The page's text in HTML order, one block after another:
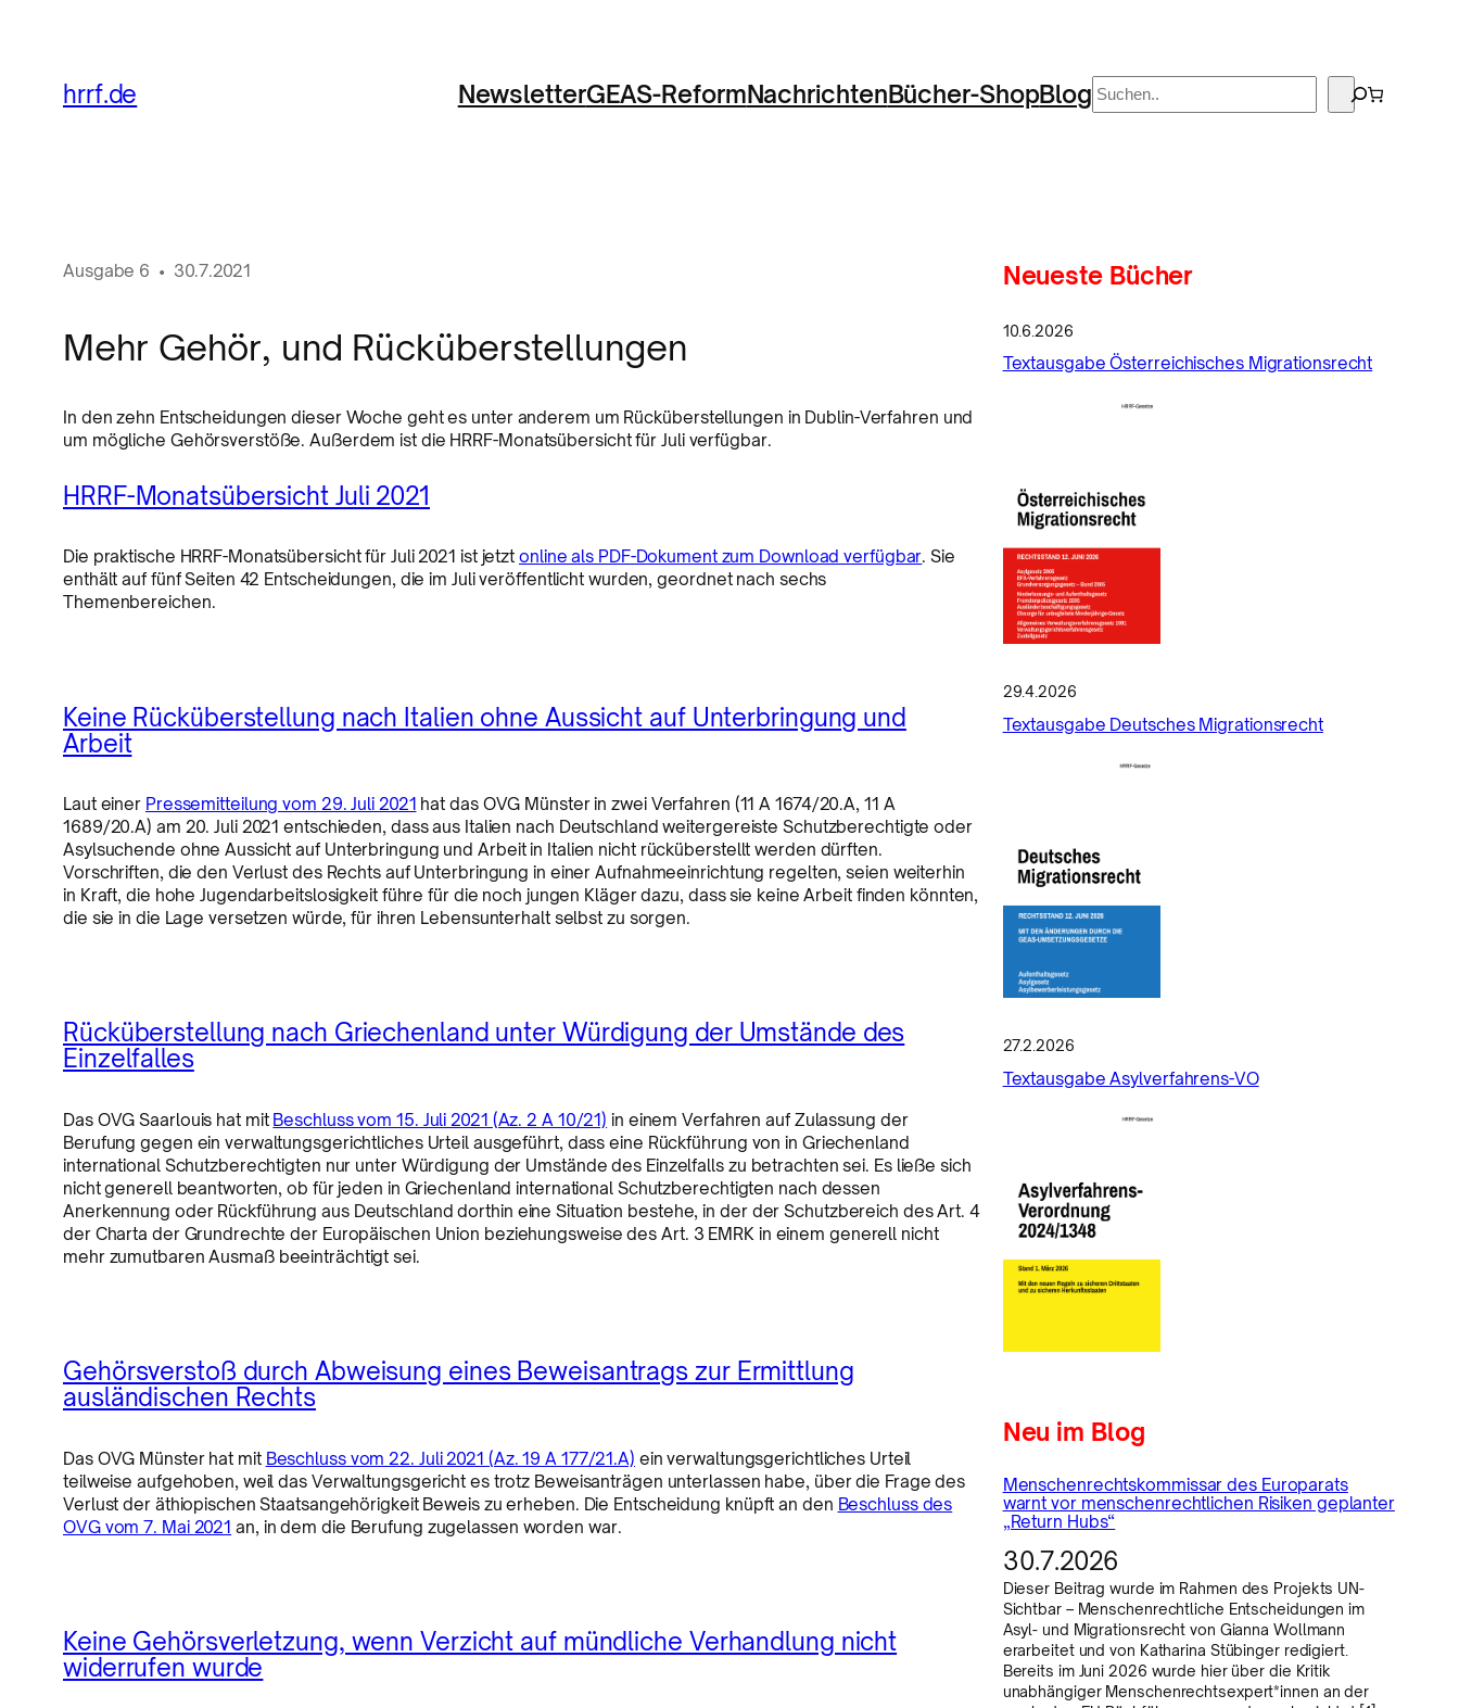
hrrf.de NewsletterGEAS-ReformNachrichtenBücher-ShopBlog Suchen
Ausgabe 6 • 30.7.2021
Mehr Gehör, und Rücküberstellungen
In den zehn Entscheidungen dieser Woche geht es unter anderem um Rücküberstellungen in Dublin-Verfahren und
um mögliche Gehörsverstöße. Außerdem ist die HRRF-Monatsübersicht für Juli verfügbar.
HRRF-Monatsübersicht Juli 2021
Die praktische HRRF-Monatsübersicht für Juli 2021 ist jetzt online als PDF-Dokument zum Download verfügbar. Sie
enthält auf fünf Seiten 42 Entscheidungen, die im Juli veröffentlicht wurden, geordnet nach sechs
Themenbereichen.
Keine Rücküberstellung nach Italien ohne Aussicht auf Unterbringung und
Arbeit
Laut einer Pressemitteilung vom 29. Juli 2021 hat das OVG Münster in zwei Verfahren (11 A 1674/20.A, 11 A
1689/20.A) am 20. Juli 2021 entschieden, dass aus Italien nach Deutschland weitergereiste Schutzberechtigte oder
Asylsuchende ohne Aussicht auf Unterbringung und Arbeit in Italien nicht rücküberstellt werden dürften.
Vorschriften, die den Verlust des Rechts auf Unterbringung in einer Aufnahmeeinrichtung regelten, seien weiterhin
in Kraft, die hohe Jugendarbeitslosigkeit führe für die noch jungen Kläger dazu, dass sie keine Arbeit finden könnten,
die sie in die Lage versetzen würde, für ihren Lebensunterhalt selbst zu sorgen.
Rücküberstellung nach Griechenland unter Würdigung der Umstände des
Einzelfalles
Das OVG Saarlouis hat mit Beschluss vom 15. Juli 2021 (Az. 2 A 10/21) in einem Verfahren auf Zulassung der
Berufung gegen ein verwaltungsgerichtliches Urteil ausgeführt, dass eine Rückführung von in Griechenland
international Schutzberechtigten nur unter Würdigung der Umstände des Einzelfalls zu betrachten sei. Es ließe sich
nicht generell beantworten, ob für jeden in Griechenland international Schutzberechtigten nach dessen
Anerkennung oder Rückführung aus Deutschland dorthin eine Situation bestehe, in der der Schutzbereich des Art. 4
der Charta der Grundrechte der Europäischen Union beziehungsweise des Art. 3 EMRK in einem generell nicht
mehr zumutbaren Ausmaß beeinträchtigt sei.
Gehörsverstoß durch Abweisung eines Beweisantrags zur Ermittlung
ausländischen Rechts
Das OVG Münster hat mit Beschluss vom 22. Juli 2021 (Az. 19 A 177/21.A) ein verwaltungsgerichtliches Urteil
teilweise aufgehoben, weil das Verwaltungsgericht es trotz Beweisanträgen unterlassen habe, über die Frage des
Verlust der äthiopischen Staatsangehörigkeit Beweis zu erheben. Die Entscheidung knüpft an den Beschluss des
OVG vom 7. Mai 2021 an, in dem die Berufung zugelassen worden war.
Keine Gehörsverletzung, wenn Verzicht auf mündliche Verhandlung nicht
widerrufen wurde
Neueste Bücher
10.6.2026
Textausgabe Österreichisches Migrationsrecht
29.4.2026
Textausgabe Deutsches Migrationsrecht
27.2.2026
Textausgabe Asylverfahrens-VO
Neu im Blog
Menschenrechtskommissar des Europarats
warnt vor menschenrechtlichen Risiken geplanter
„Return Hubs“
30.7.2026
Dieser Beitrag wurde im Rahmen des Projekts UN-
Sichtbar – Menschenrechtliche Entscheidungen im
Asyl- und Migrationsrecht von Gianna Wollmann
erarbeitet und von Katharina Stübinger redigiert.
Bereits im Juni 2026 wurde hier über die Kritik
unabhängiger Menschenrechtsexpert*innen an der